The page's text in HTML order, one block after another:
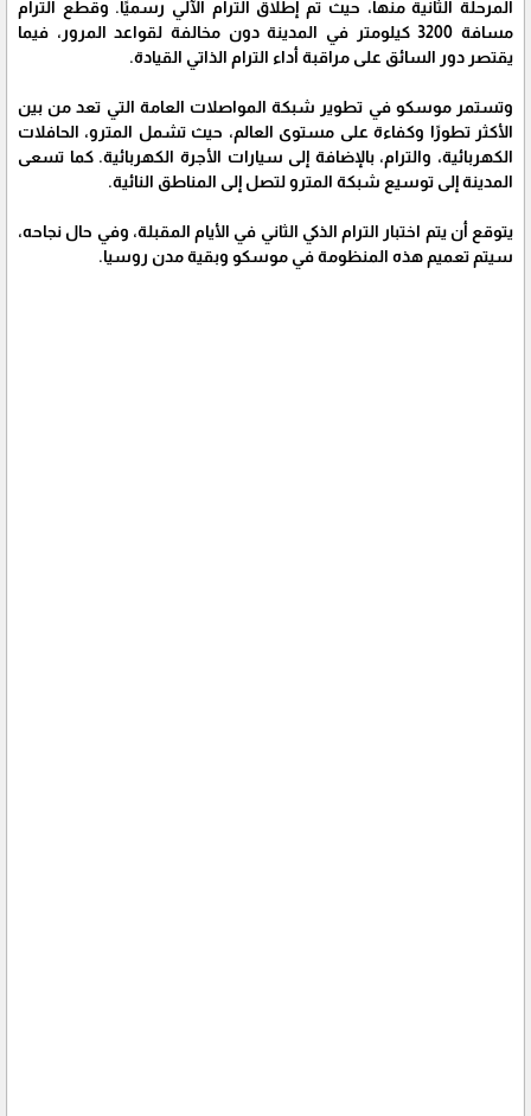
المرحلة الثانية منها، حيث تم إطلاق الترام الآلي رسميًا. وقطع الترام
مسافة 3200 كيلومتر في المدينة دون مخالفة لقواعد المرور، فيما
يقتصر دور السائق على مراقبة أداء الترام الذاتي القيادة.
وتستمر موسكو في تطوير شبكة المواصلات العامة التي تعد من بين
الأكثر تطورًا وكفاءة على مستوى العالم، حيث تشمل المترو، الحافلات
الكهربائية، والترام، بالإضافة إلى سيارات الأجرة الكهربائية. كما تسعى
المدينة إلى توسيع شبكة المترو لتصل إلى المناطق النائية.
يتوقع أن يتم اختبار الترام الذكي الثاني في الأيام المقبلة، وفي حال نجاحه،
سيتم تعميم هذه المنظومة في موسكو وبقية مدن روسيا.